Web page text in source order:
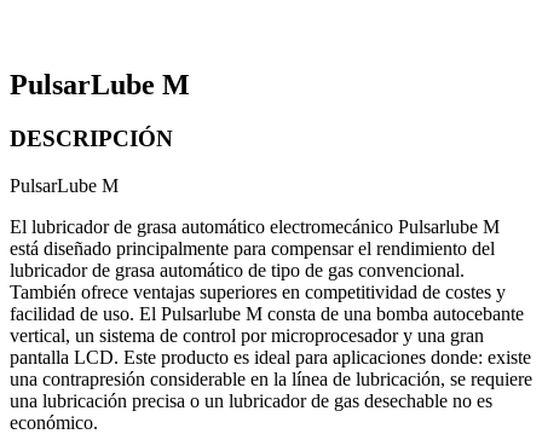
PulsarLube M
DESCRIPCIÓN
PulsarLube M
El lubricador de grasa automático electromecánico Pulsarlube M
está diseñado principalmente para compensar el rendimiento del
lubricador de grasa automático de tipo de gas convencional.
También ofrece ventajas superiores en competitividad de costes y
facilidad de uso. El Pulsarlube M consta de una bomba autocebante
vertical, un sistema de control por microprocesador y una gran
pantalla LCD. Este producto es ideal para aplicaciones donde: existe
una contrapresión considerable en la línea de lubricación, se requiere
una lubricación precisa o un lubricador de gas desechable no es
económico.